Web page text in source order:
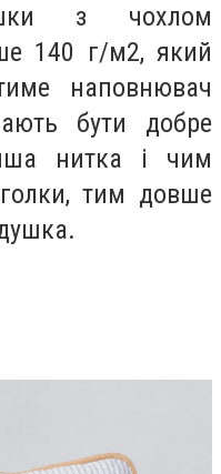
з чохлом
140 г/м2, який
наповнювач
бути добре
нитка і чим
тим довше